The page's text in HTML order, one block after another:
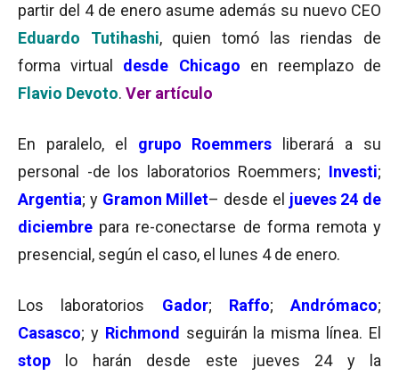
partir del 4 de enero asume además su nuevo CEO
Eduardo Tutihashi, quien tomó las riendas de
forma virtual desde Chicago en reemplazo de
Flavio Devoto. Ver artículo
En paralelo, el grupo Roemmers liberará a su
personal -de los laboratorios Roemmers; Investi;
Argentia; y Gramon Millet– desde el jueves 24 de
diciembre para re-conectarse de forma remota y
presencial, según el caso, el lunes 4 de enero.
Los laboratorios Gador; Raffo; Andrómaco;
Casasco; y Richmond seguirán la misma línea. El
stop
lo harán desde este jueves 24 y la